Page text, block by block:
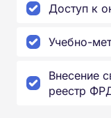
Доступ к
Учебно-
Внесение
реестр